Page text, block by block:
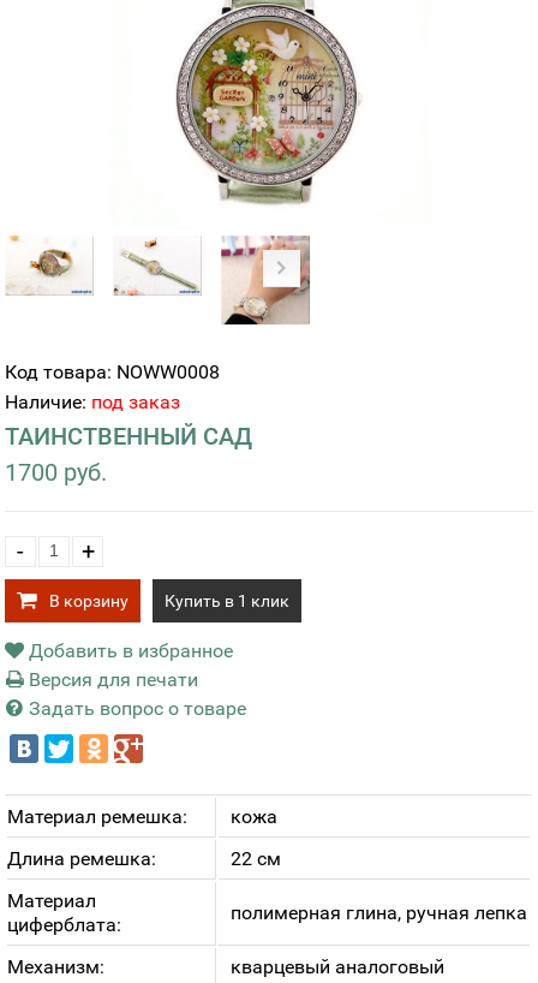
Код товара: NOWW0008
Наличие: под заказ
ТАИНСТВЕННЫЙ САД
1700 руб.
- +
В корзину Купить в 1 клик
Добавить в избранное
Версия для печати
Задать вопрос о товаре
Материал ремешка:
кожа
Длина ремешка:
22 см
Материал
циферблата:
полимерная глина, ручная лепка
Механизм: кварцевый аналоговый